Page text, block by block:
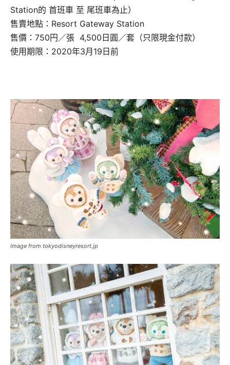
Station的 首班車 至 尾班車為止）
售賣地點：Resort Gateway Station
售價：750円／張 4,500日圓／套（只限現金付款）
使用期限：2020年3月19日前
Image from tokyodisneyresort.jp